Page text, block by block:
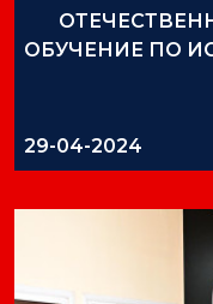
ОБУЧЕНИЕ ПО
29-04-2024